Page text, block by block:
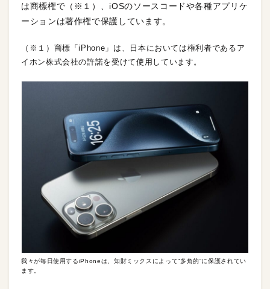
は商標権で（※１）、iOSのソースコードや各種アプリケ
ーションは著作権で保護しています。
（※１）商標「iPhone」は、日本においては権利者であるア
イホン株式会社の許諾を受けて使用しています。
我々が毎日使用するiPhoneは、知財ミックスによって“多角的”に保護されてい
ます。